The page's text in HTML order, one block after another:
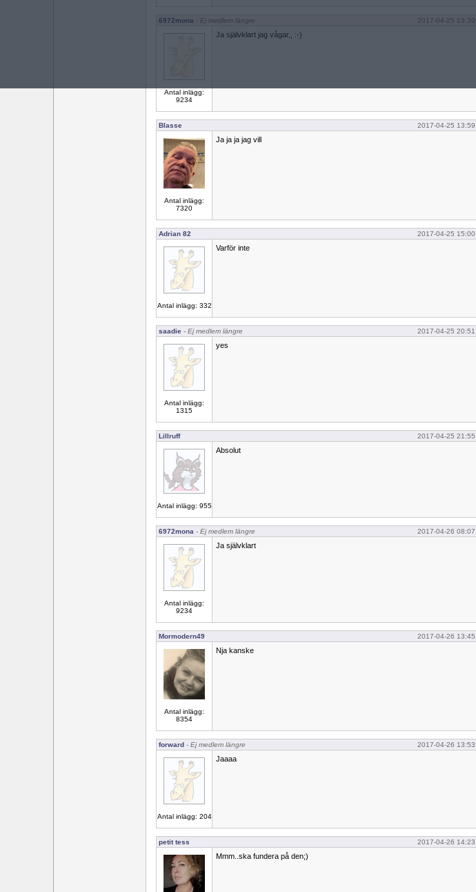
6972mona - Ej medlem längre 2017-04-25 13:30
Antal inlägg:
9234
Ja självklart jag vågar,, :-)
Blasse 2017-04-25 13:59
Antal inlägg:
7320
Ja ja ja jag vill
Adrian 82 2017-04-25 15:00
Antal inlägg: 332
Varför inte
saadie - Ej medlem längre 2017-04-25 20:51
Antal inlägg:
1315
yes
Lillruff 2017-04-25 21:55
Antal inlägg: 955
Absolut
6972mona - Ej medlem längre 2017-04-26 08:07
Antal inlägg:
9234
Ja självklart
Mormodern49 2017-04-26 13:45
Antal inlägg:
8354
Nja kanske
forward - Ej medlem längre 2017-04-26 13:53
Antal inlägg: 204
Jaaaa
petit tess 2017-04-26 14:23
Mmm..ska fundera på den;)